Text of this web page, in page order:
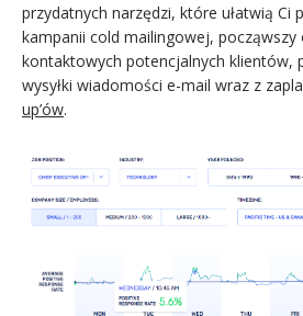
przydatnych narzędzi, które ułatwią Ci
kampanii cold mailingowej, począwszy
kontaktowych potencjalnych klientów,
wysyłki wiadomości e-mail wraz z
up’ów.